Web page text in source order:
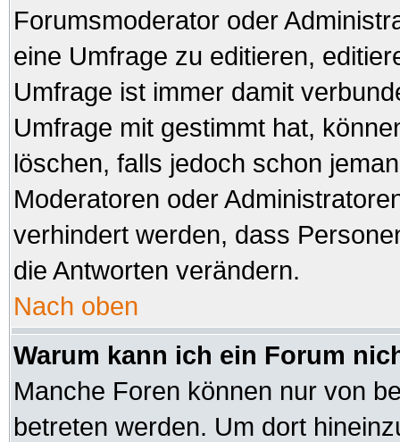
Forumsmoderator oder
eine Umfrage zu editieren,
Umfrage ist immer damit
Umfrage mit gestimmt hat,
löschen, falls jedoch schon
Moderatoren oder
verhindert werden, dass
die Antworten verändern.
Nach oben
Warum kann ich ein Forum
Manche Foren können nur von
betreten werden. Um dort